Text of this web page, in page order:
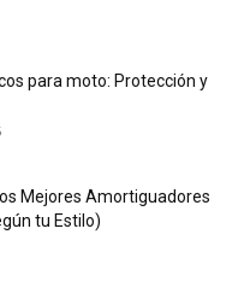
para moto: Protección y
Mejores Amortiguadores
tu Estilo)